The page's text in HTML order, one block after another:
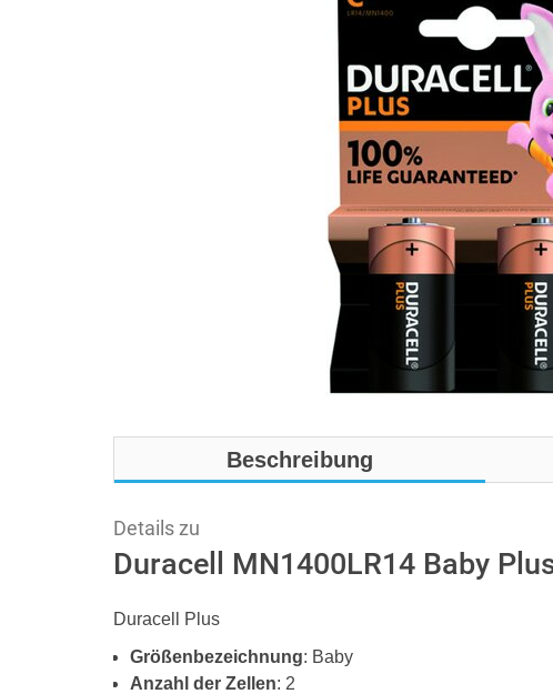
Beschreibung
Details zu
Duracell MN1400LR14 Baby
Duracell Plus
Größenbezeichnung: Baby
Anzahl der Zellen: 2